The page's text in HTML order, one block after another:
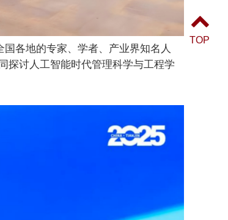
各地的专家、 学者、 产业界知名人
探讨人工智能时代管理科学与工程学
TOP